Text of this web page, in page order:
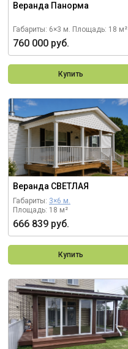
Веранда Панорма
Габариты: 6×3 м. Площадь: 18 м²
760 000 руб.
Купить
Веранда СВЕТЛАЯ
Габариты: 3×6 м.
Площадь: 18 м²
666 839 руб.
Купить